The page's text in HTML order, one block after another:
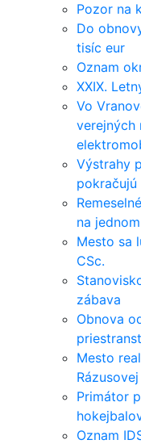
Pozor na
Do
tisíc eur
Oznam
XXIX.
Vo
verejných
Výstrahy
pokračujú
na
Mesto sa
CSc.
zábava
Obnova
Mesto
Primátor
Oznam